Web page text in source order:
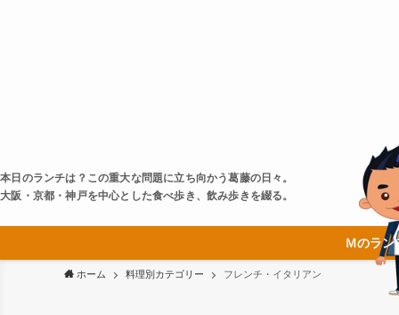
本日のランチは？この重大な問題に立ち向かう葛藤の日々。
大阪・京都・神戸を中心とした食べ歩き、飲み歩きを綴る。
Ｍのラン
ホーム 料理別カテゴリー フレンチ・イタリアン